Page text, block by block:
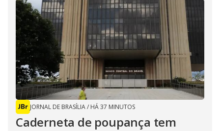
JORNAL DE BRASÍLIA/ HÁ 37 MINUTOS
Caderneta de poupança tem